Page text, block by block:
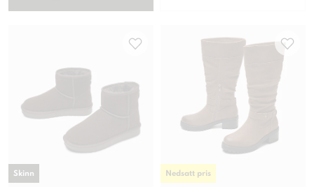
Skinn Nedsatt pris